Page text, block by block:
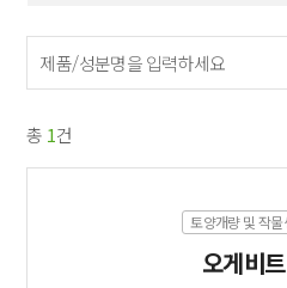
총 1건
토양개량 및 작
오게비트